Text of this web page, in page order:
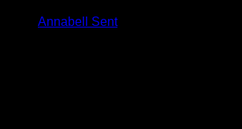
Annabell Sent